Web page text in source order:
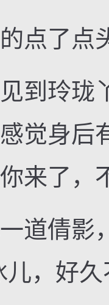
了点
玲珑
觉身后
来了，
倩影
儿，好